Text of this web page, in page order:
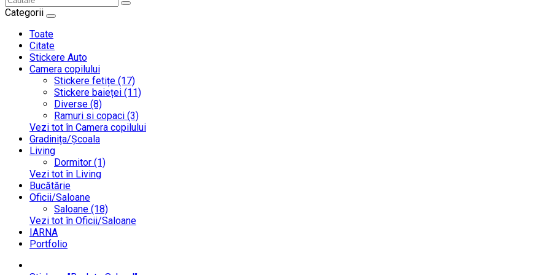
Categorii
Toate
Citate
Stickere Auto
Camera copilului
Stickere fetițe (17)
Stickere baieței (11)
Diverse (8)
Ramuri si copaci (3)
Vezi tot în Camera copilului
Gradinița/Școala
Living
Dormitor (1)
Vezi tot în Living
Bucătărie
Oficii/Saloane
Saloane (18)
Vezi tot în Oficii/Saloane
IARNA
Portfolio